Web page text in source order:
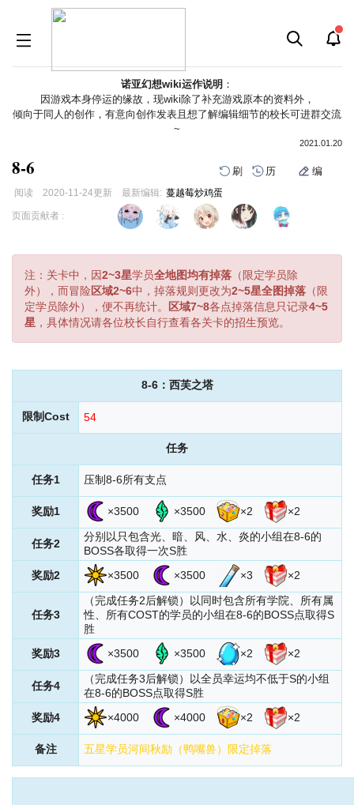
诺亚幻想wiki运作说明 ：
因游戏本身停运的缘故，现wiki除了补充游戏原本的资料外，
倾向于同人的创作，有意向创作发表且想了解编辑细节的校长可进群交流
~
2021.01.20
8-6 刷 历 编
阅读 2020-11-24更新 最新编辑: 蔓越莓炒鸡蛋
跳
航
跳
索
页面贡献者 :
注：关卡中，因2~3星学员全地图均有掉落 （限定学员除
外），而冒险区域2~6中，掉落规则更改为2~5星全图掉落 （限
定学员除外），便不再统计。
区域7~8各点掉落信息只记录4~5
星 ，具体情况请各位校长自行查看各关卡的招生预览。
8-6：西芙之塔
限制Cost 54
任务
任务1 压制8-6所有支点
奖励1 ×3500 ×3500 ×2 ×2
任务2
分别以只包含光、暗、风、水、炎的小组在8-6的
BOSS各取得一次S胜
奖励2
×3500 ×3500 ×3 ×2
任务3
（完成任务2后解锁）以同时包含所有学院、所有属
性、所有COST的学员的小组在8-6的BOSS点取得S
胜
奖励3
×3500 ×3500 ×2 ×2
任务4
（完成任务3后解锁）以全员幸运均不低于S的小组
在8-6的BOSS点取得S胜
奖励4
×4000 ×4000 ×2 ×2
备注 五星学员河间秋励（鸭嘴兽）限定掉落